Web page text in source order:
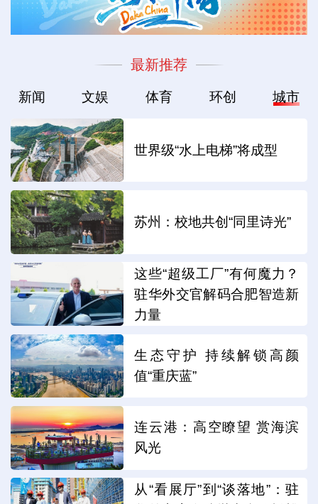
最新推荐
新闻 文娱 体育 环创 城市
世界级“水上电梯”将成型
苏州：校地共创“同里诗光”
这些“超级工厂”有何魔力？
驻华外交官解码合肥智造新
力量
生态守护 持续解锁高颜
值“重庆蓝”
连云港：高空瞭望 赏海滨
风光
从“看展厅”到“谈落地”：驻